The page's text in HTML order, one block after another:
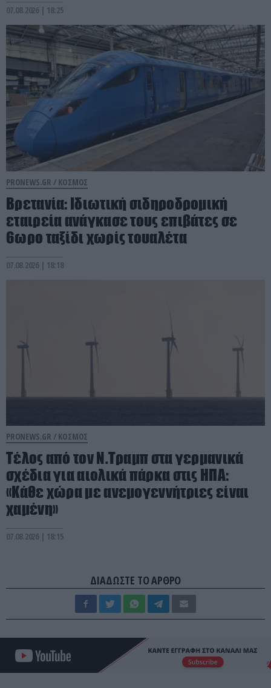
07.08.2026 | 18:25
PRONEWS.GR / ΚΟΣΜΟΣ
Βρετανία: Ιδιωτική σιδηροδρομική
εταιρεία ανάγκασε τους επιβάτες σε
6ωρο ταξίδι χωρίς τουαλέτα
07.08.2026 | 18:18
PRONEWS.GR / ΚΟΣΜΟΣ
Τέλος από τον Ν.Τραμπ στα γερμανικά
σχέδια για αιολικά πάρκα στις ΗΠΑ:
«Κάθε χώρα με ανεμογεννήτριες είναι
χαμένη»
07.08.2026 | 18:15
ΔΙΑΔΩΣΤΕ ΤΟ ΑΡΘΡΟ